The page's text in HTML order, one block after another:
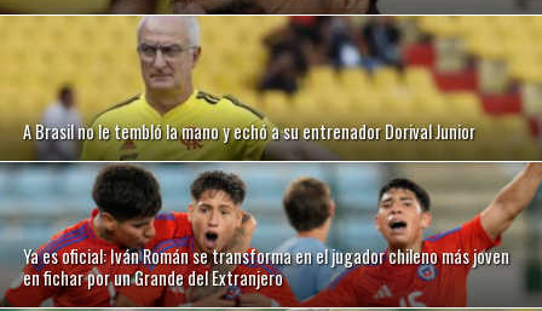
A Brasil no le tembló la mano y echó a su entrenador Dorival Junior
Ya es oficial: Iván Román se transforma en el jugador chileno más joven
en fichar por un Grande del Extranjero